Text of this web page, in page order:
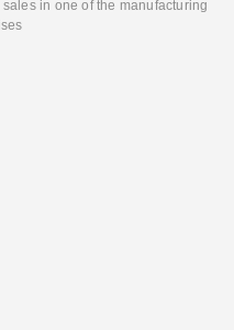
in one of the manufacturing